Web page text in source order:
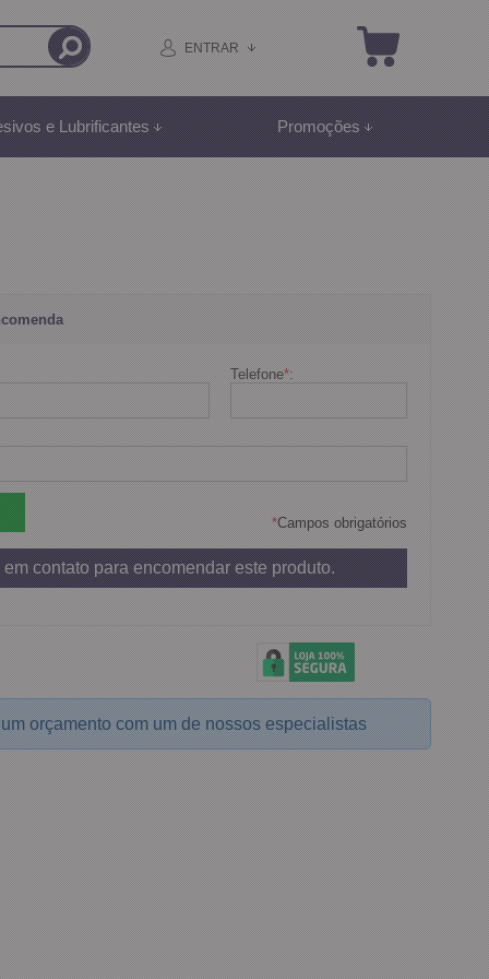
ENTRAR
e Lubrificantes Promoções
Telefone*:
*Campos obrigatórios
em contato para encomendar este produto.
orçamento com um de nossos especialistas